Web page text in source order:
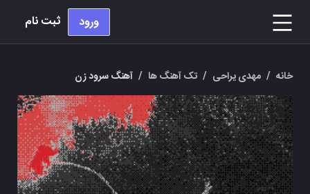
ورود ثبت نام
خانه / مهدی یراحی / تک آهنگ ها / آهنگ سرود زن